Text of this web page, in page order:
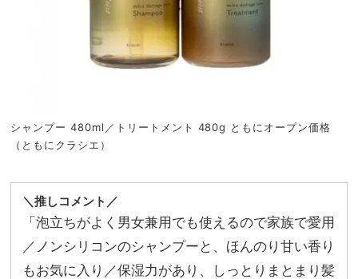
シャンプー 480ml／トリートメント 480g ともにオープン価格
（ともにクラシエ）
＼推しコメント／
「泡立ちがよく男女兼用でも使えるので家族で愛用
／ノンシリコンのシャンプーと、ほんのり甘い香り
もお気に入り／保湿力があり、しっとりまとまり髪